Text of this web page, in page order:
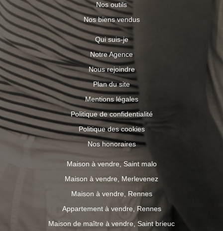
Nos outils
Nos biens vendus
Qui suis-je
Notre Agence
Nous rejoindre
Plan du site
Mentions légales
Politique de confidentialité
Politique des cookies
Nos honoraires
Maison à vendre, Saint malo
Maison à vendre, Merlevenez
Maison à vendre, Rennes
Appartement à vendre, Rennes
Maison de maître à vendre, Saint brieuc